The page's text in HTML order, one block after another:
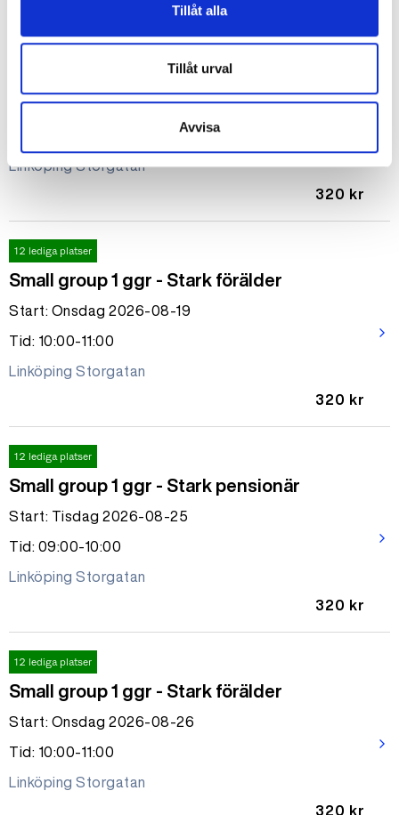
Tillåt alla
Tillåt urval
Avvisa
12 lediga platser
Small group 1 ggr - Hjärngänget!
Start: Onsdag 2026-08-19
Linköping Storgatan
320 kr
12 lediga platser
Small group 1 ggr - Stark förälder
Start: Onsdag 2026-08-19
Tid: 10:00-11:00
Linköping Storgatan
320 kr
arrow_forward_ios
12 lediga platser
Small group 1 ggr - Stark pensionär
Start: Tisdag 2026-08-25
Tid: 09:00-10:00
Linköping Storgatan
320 kr
arrow_forward_ios
12 lediga platser
Small group 1 ggr - Stark förälder
Start: Onsdag 2026-08-26
Tid: 10:00-11:00
Linköping Storgatan
320 kr
arrow_forward_ios